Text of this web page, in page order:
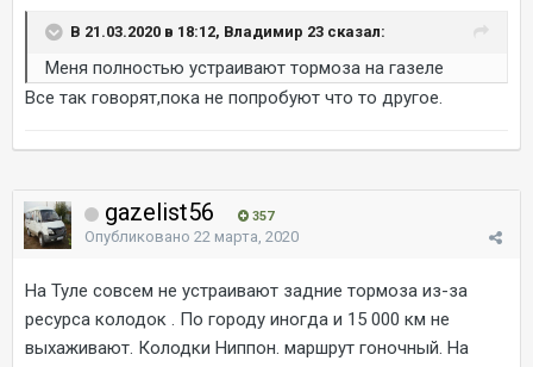
В 21.03.2020 в 18:12, Владимир 23 сказал:
Меня полностью устраивают тормоза на газеле
Все так говорят,пока не попробуют что то другое.
gazelist56 357
Опубликовано 22 марта, 2020
На Туле совсем не устраивают задние тормоза из-за
ресурса колодок . По городу иногда и 15 000 км не
выхаживают. Колодки Ниппон. маршрут гоночный. На